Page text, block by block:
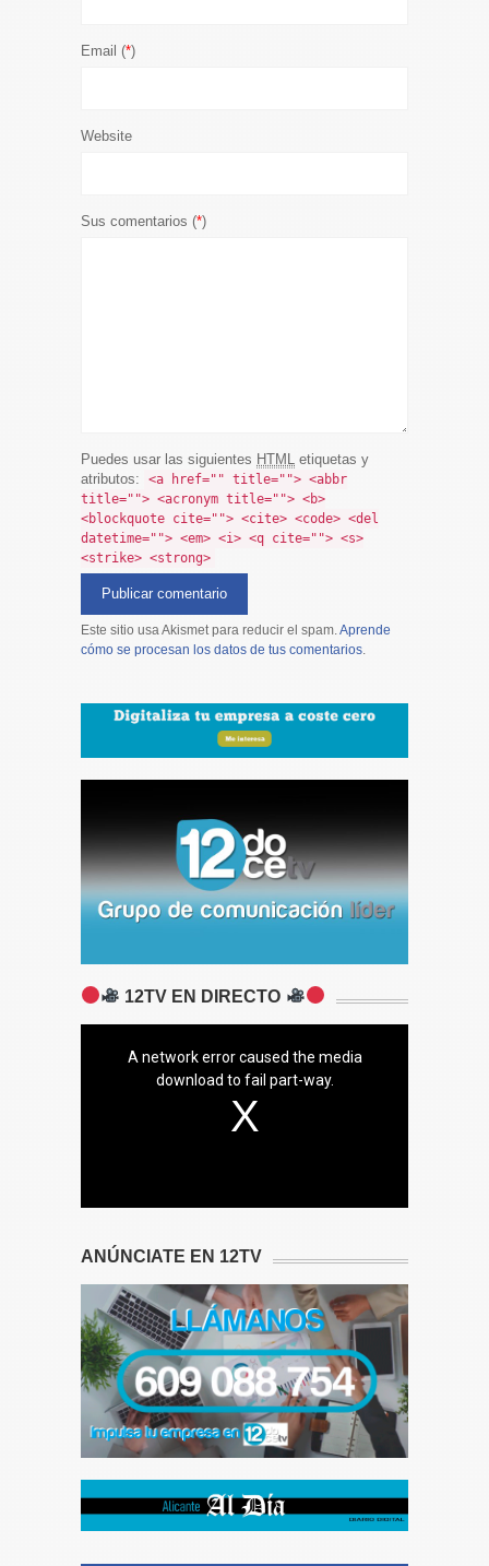
Email (*)
Website
Sus comentarios (*)
Puedes usar las siguientes HTML
etiquetas y
atributos:
<a href="" title=""> <abbr
title=""> <acronym title=""> <b>
<blockquote cite=""> <cite> <code> <del
datetime=""> <em> <i> <q cite=""> <s>
<strike> <strong>
Este sitio usa Akismet para reducir el spam.Aprende
cómo se procesan los datos de tus comentarios.
12TV EN DIRECTO
A network error caused the media
download to fail part-way.
ANÚNCIATE EN 12TV